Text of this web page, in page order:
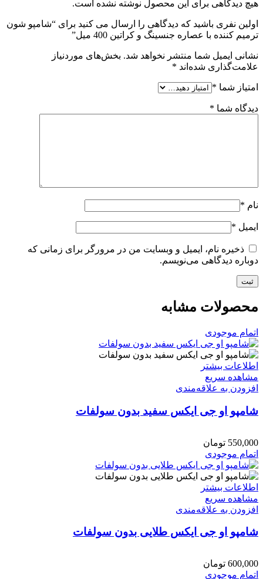
هیچ دیدگاهی برای این محصول نوشته نشده است.
اولین نفری باشید که دیدگاهی را ارسال می کنید برای “شامپو شون
ترمیم کننده با عصاره جنسینگ و کراتین 400 میل”
نشانی ایمیل شما منتشر نخواهد شد. بخش‌های موردنیاز
علامت‌گذاری شده‌اند *
امتیاز شما *
دیدگاه شما *
نام *
ایمیل *
ذخیره نام، ایمیل و وبسایت من در مرورگر برای زمانی که
دوباره دیدگاهی می‌نویسم.
محصولات مشابه
اتمام موجودی
اطلاعات بیشتر
مشاهده سریع
افزودن به علاقه‌مندی
شامپو او جی ایکس سفید بدون سولفات
550,000 تومان
اتمام موجودی
اطلاعات بیشتر
مشاهده سریع
افزودن به علاقه‌مندی
شامپو او جی ایکس طلایی بدون سولفات
600,000 تومان
اتمام موجودی